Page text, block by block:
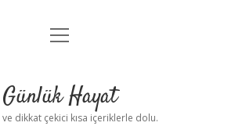
Anasayfa
Yasal Uyarı
menüyü
Günlük Hayat
ve dikkat çekici kısa içeriklerle dolu.